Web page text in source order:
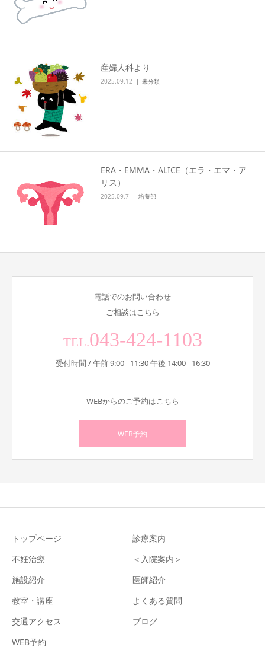
産婦人科より
2025.09.12 未分類
ERA・EMMA・ALICE（エラ・エマ・ア
リス）
2025.09.7 培養部
電話でのお問い合わせ
ご相談はこちら
TEL.043-424-1103
受付時間 / 午前 9:00 - 11:30 午後 14:00 - 16:30
WEBからのご予約はこちら
WEB予約
トップページ
診療案内
不妊治療
＜入院案内＞
施設紹介
医師紹介
教室・講座
よくある質問
交通アクセス
ブログ
WEB予約